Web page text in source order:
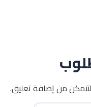
من إضافة تعليق.